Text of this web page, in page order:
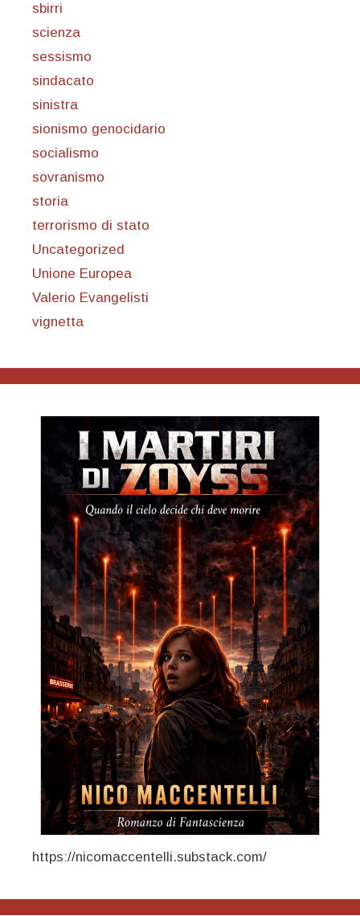
sbirri
scienza
sessismo
sindacato
sinistra
sionismo genocidario
socialismo
sovranismo
storia
terrorismo di stato
Uncategorized
Unione Europea
Valerio Evangelisti
vignetta
https://nicomaccentelli.substack.com/